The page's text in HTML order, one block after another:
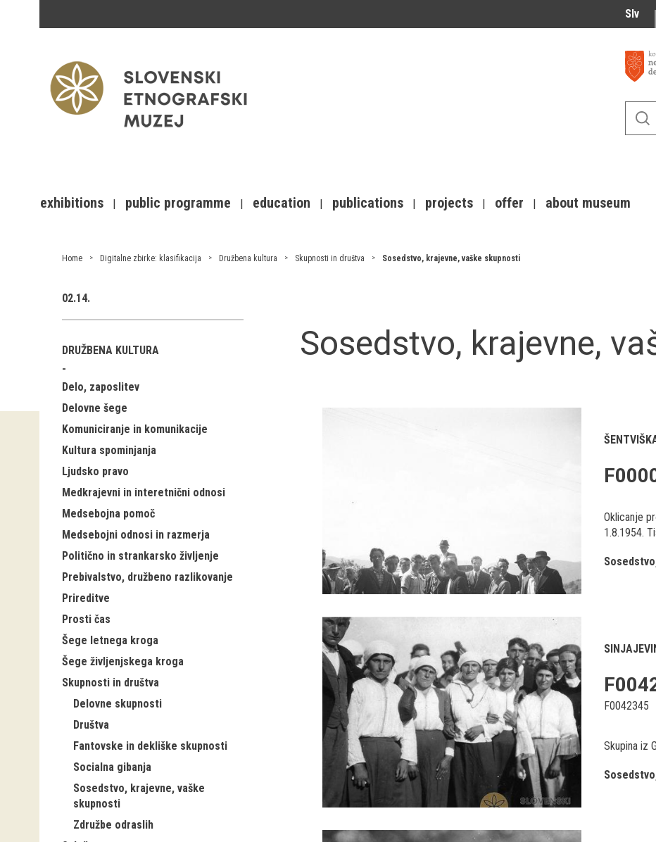
Slv
exhibitions public programme education publications projects offer about museum
Home Digitalne zbirke: klasifikacija Družbena kultura Skupnosti in društva Sosedstvo, krajevne, vaške skupnosti
02.14.
DRUŽBENA KULTURA
Delo, zaposlitev
Delovne šege
Komuniciranje in komunikacije
Kultura spominjanja
Ljudsko pravo
Medkrajevni in interetnični odnosi
Medsebojna pomoč
Medsebojni odnosi in razmerja
Politično in strankarsko življenje
Prebivalstvo, družbeno razlikovanje
Prireditve
Prosti čas
Šege letnega kroga
Šege življenjskega kroga
Skupnosti in društva
Delovne skupnosti
Društva
Fantovske in dekliške skupnosti
Socialna gibanja
Sosedstvo, krajevne, vaške
skupnosti
Združbe odraslih
Sosedstvo, krajevne,
Oklicanje
1.8.1954.
F0042345
Skupina iz